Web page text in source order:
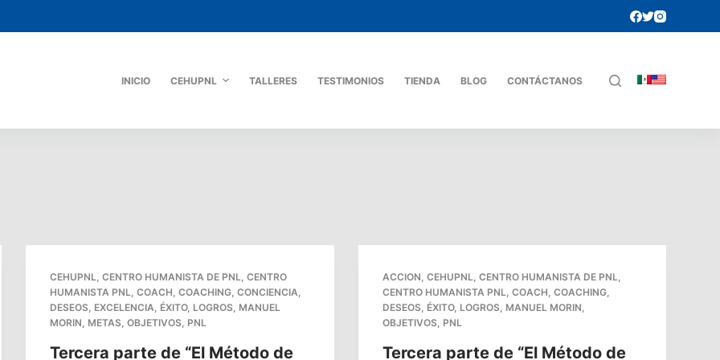
INICIO CEHUPNL TALLERES TESTIMONIOS TIENDA BLOG CONTÁCTANOS
CEHUPNL,CENTRO HUMANISTA DE PNL,CENTRO
HUMANISTA PNL,COACH,COACHING,CONCIENCIA,
DESEOS, EXCELENCIA, ÉXITO, LOGROS, MANUEL
MORIN, METAS,OBJETIVOS, PNL
Tercera parte de “El Método de
ACCION, CEHUPNL, CENTRO HUMANISTA DE PNL,
CENTRO HUMANISTA PNL, COACH, COACHING,
DESEOS, ÉXITO, LOGROS, MANUEL MORIN,
OBJETIVOS, PNL
Tercera parte de “El Método de